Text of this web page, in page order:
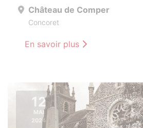
Château de Comper
Concoret
En savoir plus
12
MAI
2024